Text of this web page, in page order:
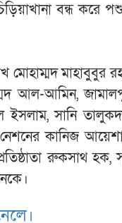
বন্ধ করে
মাহাবুবুর
আল-আমিন,
সানি
কানিজ
রুকসাথ হক,